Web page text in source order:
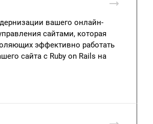
вашего онлайн-
сайтами, которая
эффективно работать
сайта с Ruby on Rails на